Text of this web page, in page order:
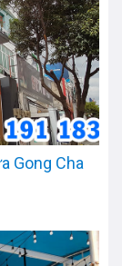
Gong Cha